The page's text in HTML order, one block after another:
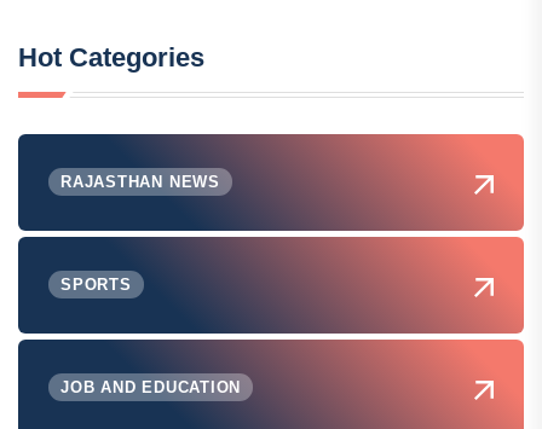
Hot Categories
RAJASTHAN NEWS
SPORTS
JOB AND EDUCATION